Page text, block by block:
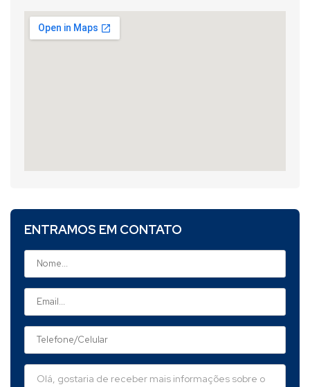
ENTRAMOS EM CONTATO